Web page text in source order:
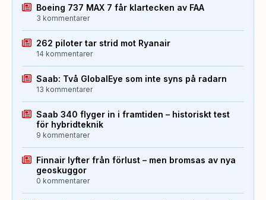
Boeing 737 MAX 7 får klartecken av FAA
3 kommentarer
262 piloter tar strid mot Ryanair
14 kommentarer
Saab: Två GlobalEye som inte syns på radarn
13 kommentarer
Saab 340 flyger in i framtiden – historiskt test
för hybridteknik
9 kommentarer
Finnair lyfter från förlust – men bromsas av nya
geoskuggor
0 kommentarer